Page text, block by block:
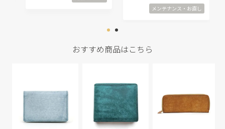
メンテナンス・お直し
おすすめ商品はこちら